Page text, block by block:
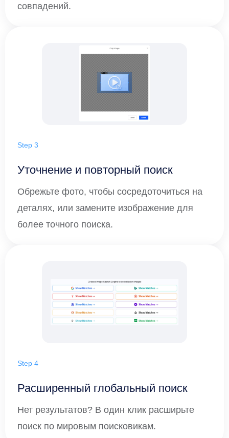
совпадений.
Step 3
Уточнение и повторный поиск
Обрежьте фото, чтобы сосредоточиться на
деталях, или замените изображение для
более точного поиска.
Step 4
Расширенный глобальный поиск
Нет результатов? В один клик расширьте
поиск по мировым поисковикам.